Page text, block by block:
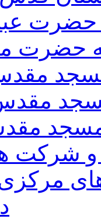
حضرت
حضرت
و شرکت
مرکزی